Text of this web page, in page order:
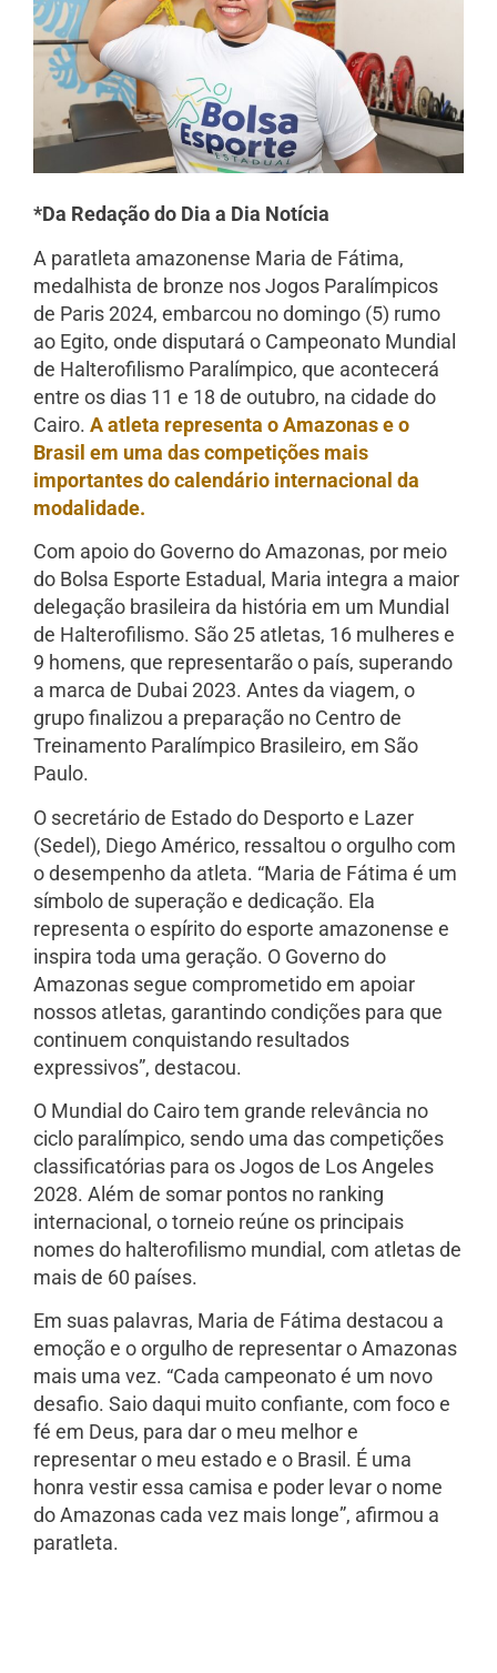
*Da Redação do Dia a Dia Notícia
A paratleta amazonense Maria de Fátima,
medalhista de bronze nos Jogos Paralímpicos
de Paris 2024, embarcou no domingo (5) rumo
ao Egito, onde disputará o Campeonato Mundial
de Halterofilismo Paralímpico, que acontecerá
entre os dias 11 e 18 de outubro, na cidade do
Cairo. A atleta representa o Amazonas e o
Brasil em uma das competições mais
importantes do calendário internacional da
modalidade.
Com apoio do Governo do Amazonas, por meio
do Bolsa Esporte Estadual, Maria integra a maior
delegação brasileira da história em um Mundial
de Halterofilismo. São 25 atletas, 16 mulheres e
9 homens, que representarão o país, superando
a marca de Dubai 2023. Antes da viagem, o
grupo finalizou a preparação no Centro de
Treinamento Paralímpico Brasileiro, em São
Paulo.
O secretário de Estado do Desporto e Lazer
(Sedel), Diego Américo, ressaltou o orgulho com
o desempenho da atleta. “Maria de Fátima é um
símbolo de superação e dedicação. Ela
representa o espírito do esporte amazonense e
inspira toda uma geração. O Governo do
Amazonas segue comprometido em apoiar
nossos atletas, garantindo condições para que
continuem conquistando resultados
expressivos”, destacou.
O Mundial do Cairo tem grande relevância no
ciclo paralímpico, sendo uma das competições
classificatórias para os Jogos de Los Angeles
2028. Além de somar pontos no ranking
internacional, o torneio reúne os principais
nomes do halterofilismo mundial, com atletas de
mais de 60 países.
Em suas palavras, Maria de Fátima destacou a
emoção e o orgulho de representar o Amazonas
mais uma vez. “Cada campeonato é um novo
desafio. Saio daqui muito confiante, com foco e
fé em Deus, para dar o meu melhor e
representar o meu estado e o Brasil. É uma
honra vestir essa camisa e poder levar o nome
do Amazonas cada vez mais longe”, afirmou a
paratleta.